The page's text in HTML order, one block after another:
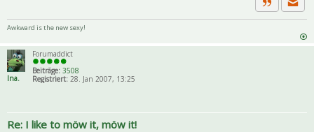
Zitat
Awkward is the new sexy!
Ina.
Forumaddict
Beiträge: 3508
Registriert:28. Jan 2007, 13:25
Re: I like to möw it, möw it!